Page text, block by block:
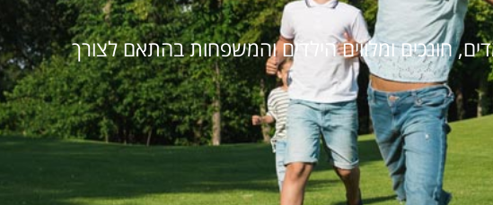
חונכים ומלווים הילדים והמשפחות בהתאם לצורך